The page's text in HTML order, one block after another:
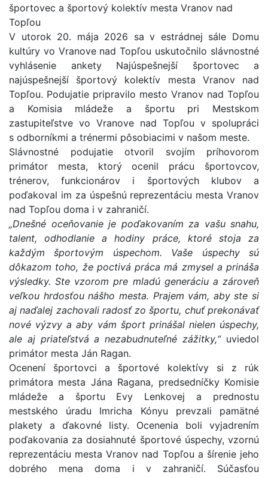
športovec a športový kolektív mesta Vranov nad
Topľou
V utorok 20. mája 2026 sa v estrádnej sále Domu
kultúry vo Vranove nad Topľou uskutočnilo slávnostné
vyhlásenie ankety Najúspešnejší športovec a
najúspešnejší športový kolektív mesta Vranov nad
Topľou. Podujatie pripravilo mesto Vranov nad Topľou
a Komisia mládeže a športu pri Mestskom
zastupiteľstve vo Vranove nad Topľou v spolupráci
s odborníkmi a trénermi pôsobiacimi v našom meste.
Slávnostné podujatie otvoril svojím príhovorom
primátor mesta, ktorý ocenil prácu športovcov,
trénerov, funkcionárov i športových klubov a
poďakoval im za úspešnú reprezentáciu mesta Vranov
nad Topľou doma i v zahraničí.
„Dnešné oceňovanie je poďakovaním za vašu snahu,
talent, odhodlanie a hodiny práce, ktoré stoja za
každým športovým úspechom. Vaše úspechy sú
dôkazom toho, že poctivá práca má zmysel a prináša
výsledky. Ste vzorom pre mladú generáciu a zároveň
veľkou hrdosťou nášho mesta. Prajem vám, aby ste si
aj naďalej zachovali radosť zo športu, chuť prekonávať
nové výzvy a aby vám šport prinášal nielen úspechy,
ale aj priateľstvá a nezabudnuteľné zážitky,“uviedol
primátor mesta Ján Ragan.
Ocenení športovci a športové kolektívy si z rúk
primátora mesta Jána Ragana, predsedníčky Komisie
mládeže a športu Evy Lenkovej a prednostu
mestského úradu Imricha Kónyu prevzali pamätné
plakety a ďakovné listy. Ocenenia boli vyjadrením
poďakovania za dosiahnuté športové úspechy, vzornú
reprezentáciu mesta Vranov nad Topľou a šírenie jeho
dobrého mena doma i v zahraničí. Súčasťou